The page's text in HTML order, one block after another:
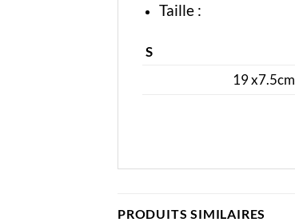
Taille :
S
19 x7.5cm
PRODUITS SIMILAIRES